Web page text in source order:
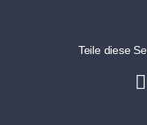
Teile diese